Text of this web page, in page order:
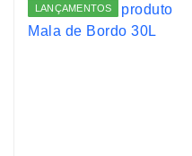
LANÇAMENTOS